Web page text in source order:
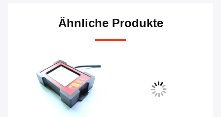
Ähnliche Produkte